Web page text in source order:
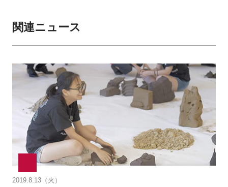
関連ニュース
2019.8.13（火）